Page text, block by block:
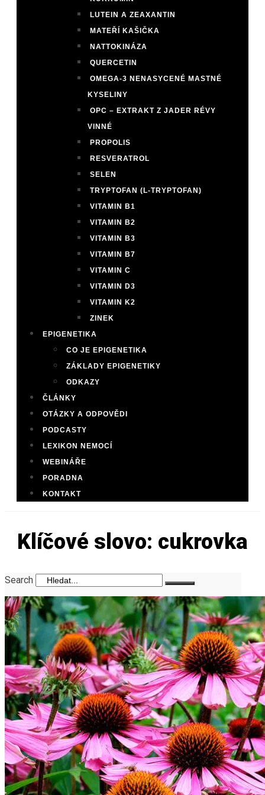
LUTEIN A ZEAXANTIN
MATEŘÍ KAŠIČKA
NATTOKINÁZA
QUERCETIN
OMEGA-3 NENASYCENÉ MASTNÉ
KYSELINY
OPC – EXTRAKT Z JADER RÉVY
VINNÉ
PROPOLIS
RESVERATROL
SELEN
TRYPTOFAN (L-TRYPTOFAN)
VITAMIN B1
VITAMIN B2
VITAMIN B3
VITAMIN B7
VITAMIN C
VITAMIN D3
VITAMIN K2
ZINEK
EPIGENETIKA
CO JE EPIGENETIKA
ZÁKLADY EPIGENETIKY
ODKAZY
ČLÁNKY
OTÁZKY A ODPOVĚDI
PODCASTY
LEXIKON NEMOCÍ
WEBINÁŘE
PORADNA
KONTAKT
Klíčové slovo: cukrovka
Search